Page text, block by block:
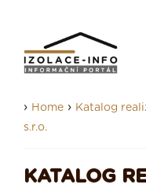
› Home › Katalog
s.r.o.
KATALOG